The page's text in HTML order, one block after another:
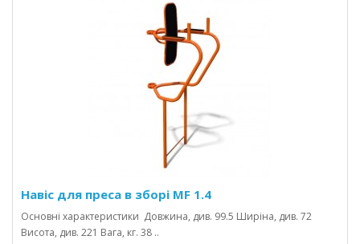
Навіс для преса в зборі MF 1.4
Основні характеристики Довжина, див. 99.5 Ширіна, див. 72
Висота, див. 221 Вага, кг. 38 ..